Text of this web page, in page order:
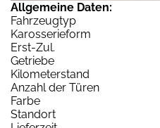
Allgemeine Daten:
Fahrzeugtyp
Karosserieform
Erst-Zul.
Getriebe
Kilometerstand
Anzahl der Türen
Farbe
Standort